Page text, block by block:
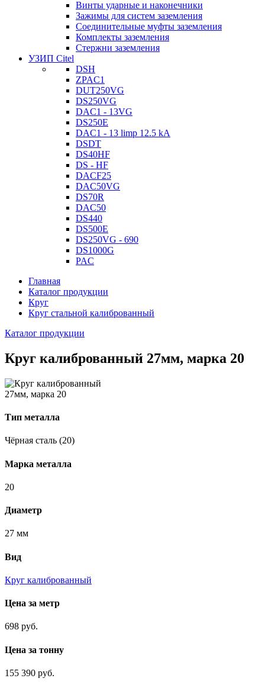
Винты ударные и наконечники
Зажимы для систем заземления
Соединительные муфты заземления
Комплекты заземления
Стержни заземления
УЗИП Citel
DSH
ZPAC1
DUT250VG
DS250VG
DAC1 - 13VG
DS250E
DAC1 - 13 limp 12.5 kA
DSDT
DS40HF
DS - HF
DACF25
DAC50VG
DS70R
DAC50
DS440
DS500E
DS250VG - 690
DS1000G
PAC
Главная
Каталог продукции
Круг
Круг стальной калиброванный
Каталог продукции
Круг калиброванный 27мм, марка 20
Тип металла
Чёрная сталь (20)
Марка металла
20
Диаметр
27 мм
Вид
Круг калиброванный
Цена за метр
698 руб.
Цена за тонну
155 390 руб.